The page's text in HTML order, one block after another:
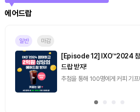
에어드랍
일반 마감
[Episode 12] IXO™2024 참
드랍 받자!
추첨을 통해 100명에게 커피 기